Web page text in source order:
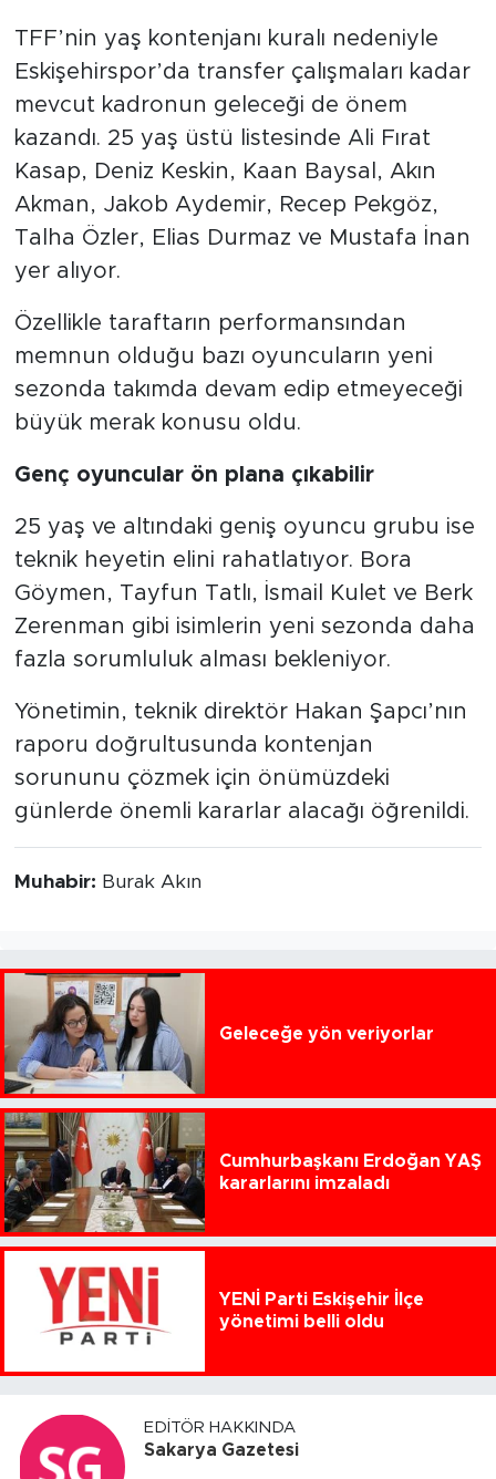
TFF’nin yaş kontenjanı kuralı nedeniyle
Eskişehirspor’da transfer çalışmaları kadar
mevcut kadronun geleceği de önem
kazandı. 25 yaş üstü listesinde Ali Fırat
Kasap, Deniz Keskin, Kaan Baysal, Akın
Akman, Jakob Aydemir, Recep Pekgöz,
Talha Özler, Elias Durmaz ve Mustafa İnan
yer alıyor.
Özellikle taraftarın performansından
memnun olduğu bazı oyuncuların yeni
sezonda takımda devam edip etmeyeceği
büyük merak konusu oldu.
Genç oyuncular ön plana çıkabilir
25 yaş ve altındaki geniş oyuncu grubu ise
teknik heyetin elini rahatlatıyor. Bora
Göymen, Tayfun Tatlı, İsmail Kulet ve Berk
Zerenman gibi isimlerin yeni sezonda daha
fazla sorumluluk alması bekleniyor.
Yönetimin, teknik direktör Hakan Şapcı’nın
raporu doğrultusunda kontenjan
sorununu çözmek için önümüzdeki
günlerde önemli kararlar alacağı öğrenildi.
Muhabir: Burak Akın
Geleceğe yön veriyorlar
Cumhurbaşkanı Erdoğan YAŞ
kararlarını imzaladı
YENİ Parti Eskişehir İlçe
yönetimi belli oldu
EDITÖR HAKKINDA
Sakarya Gazetesi